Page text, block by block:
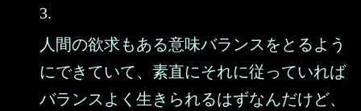
3.
人間の欲求もある意味バランスをとるよう
にできていて、素直にそれに従っていれば
バランスよく生きられるはずなんだけど、